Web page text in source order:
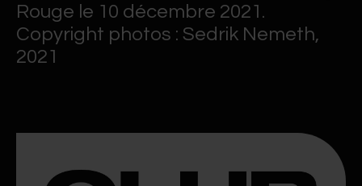
Rouge le 10 décembre 2021.
Copyright photos : Sedrik Nemeth,
2021